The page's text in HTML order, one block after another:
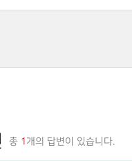
총 1 개의 답변이 있습니다.